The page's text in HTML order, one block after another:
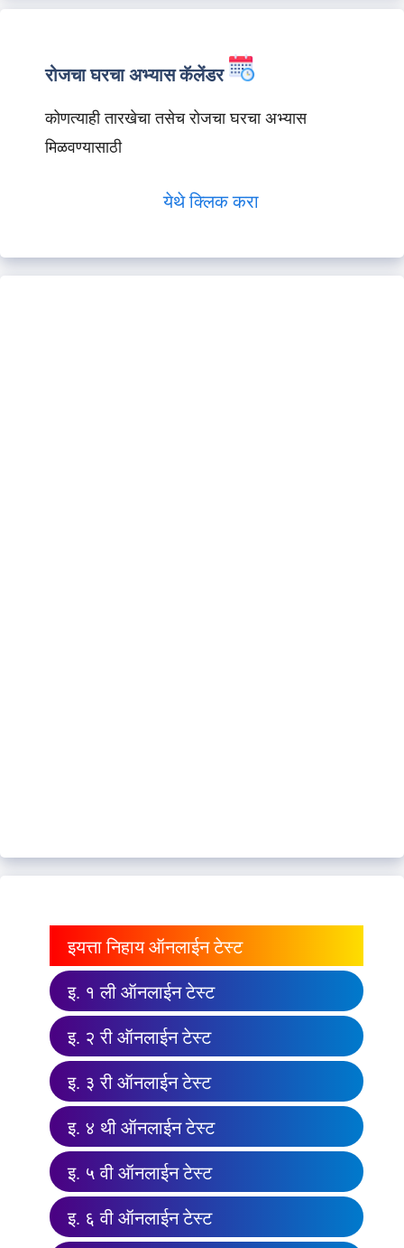
रोजचा घरचा अभ्यास कॅलेंडर
कोणत्याही तारखेचा तसेच रोजचा घरचा अभ्यास
मिळवण्यासाठी
येथे क्लिक करा
इयत्ता निहाय ऑनलाईन टेस्ट
इ. १ ली ऑनलाईन टेस्ट
इ. २ री ऑनलाईन टेस्ट
इ. ३ री ऑनलाईन टेस्ट
इ. ४ थी ऑनलाईन टेस्ट
इ. ५ वी ऑनलाईन टेस्ट
इ. ६ वी ऑनलाईन टेस्ट